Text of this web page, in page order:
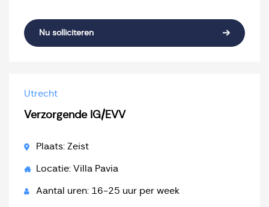
Nu solliciteren
Utrecht
Verzorgende IG/EVV
Plaats: Zeist
Locatie: Villa Pavia
Aantal uren: 16-25 uur per week